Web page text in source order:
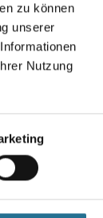
zu können
unserer
Nutzung